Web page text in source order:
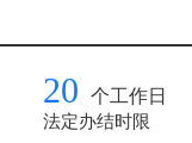
20 个工作日
法定办结时限